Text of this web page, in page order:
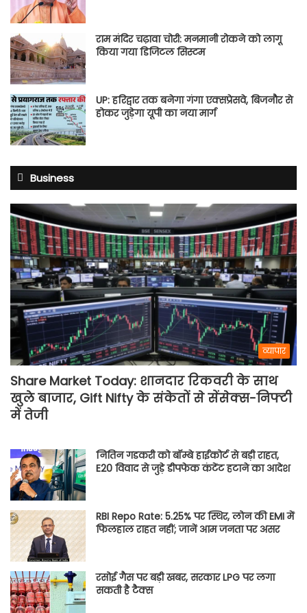
राम मंदिर चढ़ावा चोरी: मनमानी रोकने को लागू
किया गया डिजिटल सिस्टम
UP: हरिद्वार तक बनेगा गंगा एक्सप्रेसवे, बिजनौर से
होकर जुड़ेगा यूपी का नया मार्ग
Business
व्यापार
Share Market Today: शानदार रिकवरी के साथ
खुले बाजार, Gift Nifty के संकेतों से सेंसेक्स-निफ्टी
में तेजी
नितिन गडकरी को बॉम्बे हाईकोर्ट से बड़ी राहत,
E20 विवाद से जुड़े डीपफेक कंटेंट हटाने का आदेश
RBI Repo Rate: 5.25% पर स्थिर, लोन की EMI में
फिलहाल राहत नहीं; जानें आम जनता पर असर
रसोई गैस पर बड़ी खबर, सरकार LPG पर लगा
सकती है टैक्स